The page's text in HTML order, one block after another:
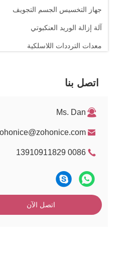
جهاز التخسيس الجسم التجويف
آلة إزالة الوريد العنكبوتي
معدات الترددات اللاسلكية
ليزر 1470nm
اتصل بنا
Ms. Dan
0086 13910911829
اتصل الآن